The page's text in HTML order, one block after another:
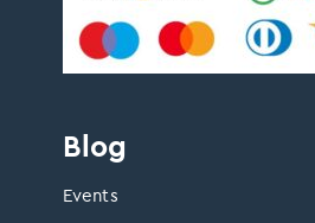
Blog
Events